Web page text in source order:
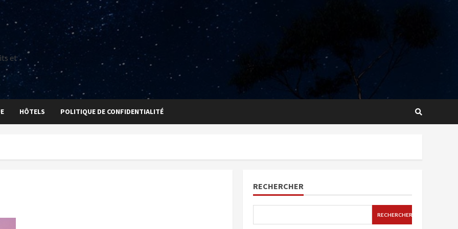
et
HÔTELS POLITIQUE DE CONFIDENTIALITÉ
RECHERCHER
RECHERCHER